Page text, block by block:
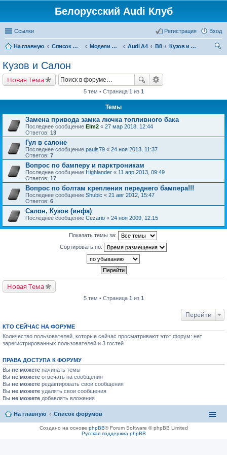
Белорусский Audi Клуб
Ссылки Вход
Регистрация
На главную Список форумов Модели Audi Audi A4 B8
Кузов и Салон
Кузов и Салон
Новая Тема
5 тем • Страница 1 из 1
Темы
Замена привода замка лючка топливного бака
Последнее сообщение Elm2 « 27 мар 2018, 12:44
Ответов: 13
Гул в салоне
Последнее сообщение pauls79 « 24 ноя 2013, 11:37
Ответов: 7
Вопрос по бамперу и парктроникам
Последнее сообщение Highlander « 11 апр 2013, 09:49
Ответов: 17
Вопрос по болтам крепления переднего бампера!!!
Последнее сообщение Shubic « 21 авг 2012, 15:47
Ответов: 6
Салон, Кузов (инфа)
Последнее сообщение Cezario « 24 ноя 2009, 12:15
Показать темы за:
Сортировать по:
Новая Тема
5 тем • Страница 1 из 1
Перейти
КТО СЕЙЧАС НА ФОРУМЕ
Количество пользователей, которые сейчас просматривают этот форум: нет
зарегистрированных пользователей и 3 гостей
ПРАВА ДОСТУПА К ФОРУМУ
Вы не можете начинать темы
Вы не можете отвечать на сообщения
Вы не можете редактировать свои сообщения
Вы не можете удалять свои сообщения
Вы не можете добавлять вложения
На главную Список форумов
Создано на основе phpBB® Forum Software © phpBB Limited
Русская поддержка phpBB